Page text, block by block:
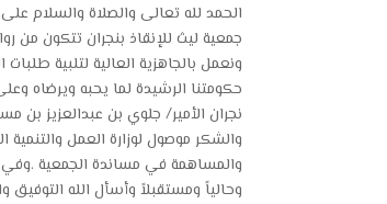
الحمد لله تعالى والصلاة والسلام
جمعية ليث للإنقاذ بنجران تتكون من
ونعمل بالجاهزية العالية لتلبية
حكومتنا الرشيدة لما يحبه ويرضاه
نجران الأمير/ جلوي بن عبدالعزيز
والشكر موصول لوزارة العمل
والمساهمة في مساندة الجمعية
وحالياً ومستقبلاً وأسأل الله